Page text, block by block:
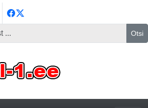
Otsi